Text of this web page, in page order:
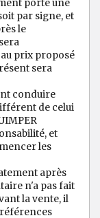
porté une
par signe, et
le
prix proposé
sera
conduire
de celui
et
les
après
n'a pas fait
la vente, il